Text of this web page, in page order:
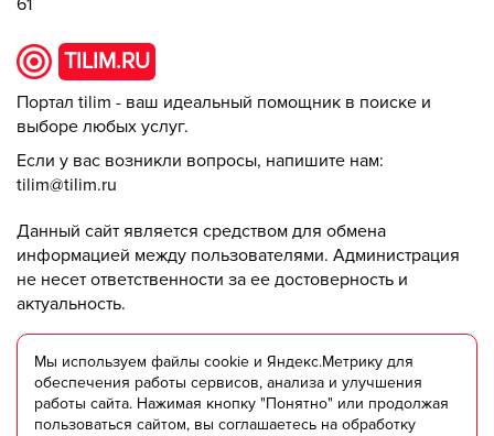
61
TILIM.RU
Портал tilim - ваш идеальный помощник в поиске и
выборе любых услуг.
Если у вас возникли вопросы, напишите нам:
tilim@tilim.ru
Данный сайт является средством для обмена
информацией между пользователями. Администрация
не несет ответственности за ее достоверность и
актуальность.
© ООО "Триумф +" 2018-2025
Пользовательское соглашение
Мы используем файлы cookie и Яндекс.Метрику для
обеспечения работы сервисов, анализа и улучшения
работы сайта. Нажимая кнопку "Понятно" или продолжая
пользоваться сайтом, вы соглашаетесь на обработку